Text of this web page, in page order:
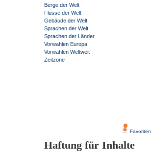
Berge der Welt
Flüsse der Welt
Gebäude der Welt
Sprachen der Welt
Sprachen der Länder
Vorwahlen Europa
Vorwahlen Weltweit
Zeitzone
Favoriten
Haftung für Inhalte